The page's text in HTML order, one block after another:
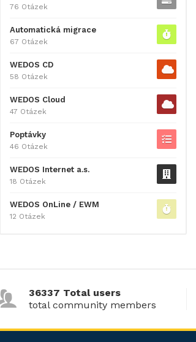
76 Otázek
Automatická migrace
67 Otázek
WEDOS CD
58 Otázek
WEDOS Cloud
47 Otázek
Poptávky
46 Otázek
WEDOS Internet a.s.
18 Otázek
WEDOS OnLine / EWM
12 Otázek
36337 Total users
total community members